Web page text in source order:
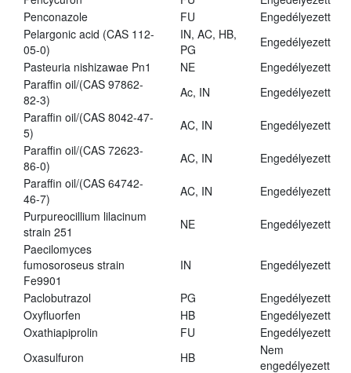
Penconazole
FU
Engedélyezett
Pelargonic acid (CAS 112-
05-0)
IN, AC, HB,
PG
Engedélyezett
Pasteuria nishizawae Pn1
NE
Engedélyezett
Paraffin oil/(CAS 97862-
82-3)
Ac, IN
Engedélyezett
Paraffin oil/(CAS 8042-47-
5)
AC, IN
Engedélyezett
Paraffin oil/(CAS 72623-
86-0)
AC, IN
Engedélyezett
Paraffin oil/(CAS 64742-
46-7)
AC, IN
Engedélyezett
Purpureocillium lilacinum
strain 251
NE
Engedélyezett
Paecilomyces
fumosoroseus strain
Fe9901
IN Engedélyezett
Paclobutrazol PG
Engedélyezett
Oxyfluorfen
HB
Engedélyezett
Oxathiapiprolin
FU
Engedélyezett
Oxasulfuron
HB
Nem
engedélyezett